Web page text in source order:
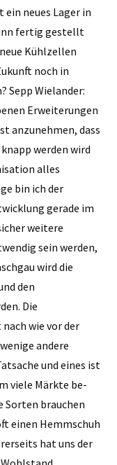
ein neues Lager in
fertig gestellt
Kühl­zellen
noch in
Sepp Wielander:
Erweiterungen
anzunehmen, dass
werden wird
alles
bin ich der
gerade im
weitere
sein werden,
wird die
den
Die
wie vor der
andere
und eines ist
viele Märkte be­
Sorten brauchen
einen Hemmschuh
hat uns der